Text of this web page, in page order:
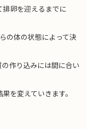
卵を迎えるまでに
の体の状態によって決
作り込みには間に合い
を変えていきます。